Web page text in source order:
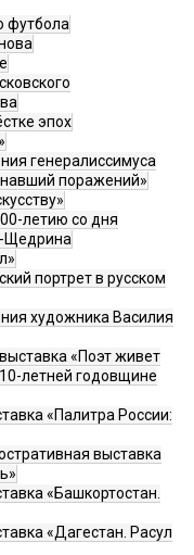
футбола
эпох
генералиссимуса
поражений»
летию со дня
Щедрина
портрет в русском
художника Василия
«Поэт живет
летней годовщине
«Палитра России:
выставка
«Башкортостан.
«Дагестан. Расул